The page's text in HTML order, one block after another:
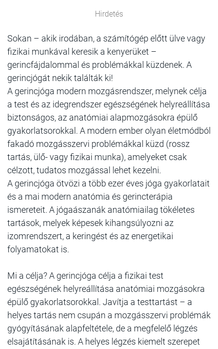
Hirdetés
Sokan – akik irodában, a számítógép előtt ülve vagy
fizikai munkával keresik a kenyerüket –
gerincfájdalommal és problémákkal küzdenek. A
gerincjógát nekik találták ki!
A gerincjóga modern mozgásrendszer, melynek célja
a test és az idegrendszer egészségének helyreállítása
biztonságos, az anatómiai alapmozgásokra épülő
gyakorlatsorokkal. A modern ember olyan életmódból
fakadó mozgásszervi problémákkal küzd (rossz
tartás, ülő- vagy fizikai munka), amelyeket csak
célzott, tudatos mozgással lehet kezelni.
A gerincjóga ötvözi a több ezer éves jóga gyakorlatait
és a mai modern anatómia és gerincterápia
ismereteit. A jógaászanák anatómiailag tökéletes
tartások, melyek képesek kihangsúlyozni az
izomrendszert, a keringést és az energetikai
folyamatokat is.
Mi a célja? A gerincjóga célja a fizikai test
egészségének helyreállítása anatómiai mozgásokra
épülő gyakorlatsorokkal. Javítja a testtartást – a
helyes tartás nem csupán a mozgásszervi problémák
gyógyításának alapfeltétele, de a megfelelő légzés
elsajátításának is. A helyes légzés kiemelt szerepet